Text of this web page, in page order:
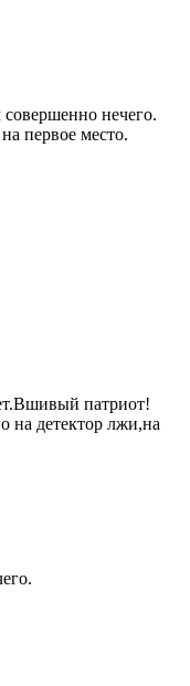
нечего.
первое место.
патриот!
на детектор лжи,на